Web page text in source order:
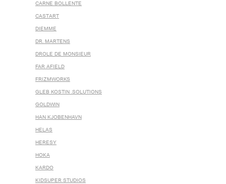
CARNE BOLLENTE
CASTART
DIEMME
DR. MARTENS
DROLE DE MONSIEUR
FAR AFIELD
FRIZMWORKS
GLEB KOSTIN .SOLUTIONS
GOLDWIN
HAN KJOBENHAVN
HELAS
HERESY
HOKA
KARDO
KIDSUPER STUDIOS